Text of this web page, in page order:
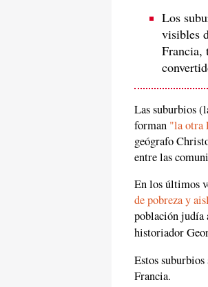
Los
visibles
Francia,
Las suburbios
forman "la otra
geógrafo
entre las
En los últimos
de pobreza y
población judía
historiador
Estos
Francia.